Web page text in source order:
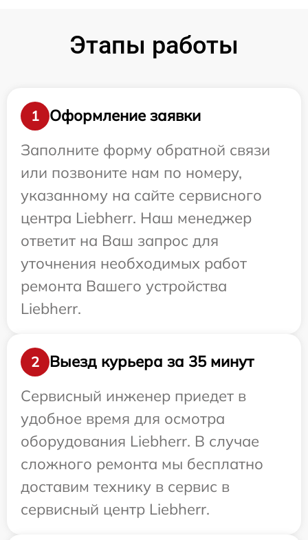
Этапы работы
1
Оформление заявки
Заполните форму обратной связи
или позвоните нам по номеру,
указанному на сайте сервисного
центра Liebherr. Наш менеджер
ответит на Ваш запрос для
уточнения необходимых работ
ремонта Вашего устройства
Liebherr.
2
Выезд курьера за 35 минут
Сервисный инженер приедет в
удобное время для осмотра
оборудования Liebherr. В случае
сложного ремонта мы бесплатно
доставим технику в сервис в
сервисный центр Liebherr.